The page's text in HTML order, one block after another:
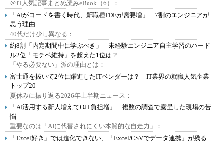
＠IT人気記事まとめ読みeBook（6）：
「AIがコードを書く時代、新職種FDEが需要増」 7割のエンジニアが
思う理由
40代だけ少し異なる：
約8割「内定期間中に学ぶべき」 未経験エンジニア自主学習のハード
ル2位「モチベ維持」を超えた1位は？
「やる必要ない」派の理由とは：
富士通を抜いて2位に躍進したITベンダーは？ IT業界の就職人気企業
トップ20
夏休みに振り返る2026年上半期ニュース：
「AI活用する新人増えてOJT負担増」 複数の調査で露呈した現場の苦
悩
重要なのは「AIに代替されにくい本質的な自走力」：
「Excel好き」では進化できない、「Excel/CSVでデータ連携」が残る